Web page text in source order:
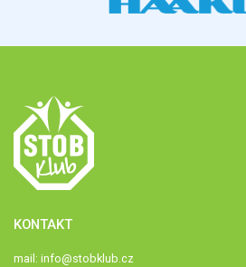
KONTAKT
mail: info@stobklub.cz